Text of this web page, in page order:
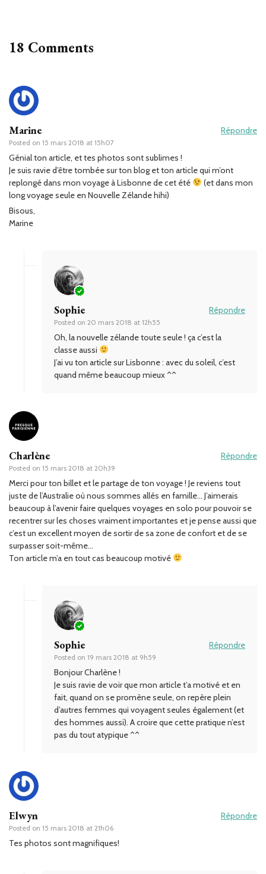
18 Comments
Marine
Posted on 15 mars 2018 at 15h07
Répondre
Génial ton article, et tes photos sont sublimes !
Je suis ravie d’être tombée sur ton blog et ton article qui m’ont
replongé dans mon voyage à Lisbonne de cet été
(et dans mon
long voyage seule en Nouvelle Zélande hihi)
Bisous,
Marine
Sophie
Posted on 20 mars 2018 at 12h55
Répondre
Oh, la nouvelle zélande toute seule ! ça c’est la
classe aussi
J’ai vu ton article sur Lisbonne : avec du soleil, c’est
quand même beaucoup mieux ^^
Charlène
Posted on 15 mars 2018 at 20h39
Répondre
Merci pour ton billet et le partage de ton voyage ! Je reviens tout
juste de l’Australie où nous sommes allés en famille… J’aimerais
beaucoup à l’avenir faire quelques voyages en solo pour pouvoir se
recentrer sur les choses vraiment importantes et je pense aussi que
c’est un excellent moyen de sortir de sa zone de confort et de se
surpasser soit-même…
Ton article m’a en tout cas beaucoup motivé
Sophie
Posted on 19 mars 2018 at 9h59
Répondre
Bonjour Charlène !
Je suis ravie de voir que mon article t’a motivé et en
fait, quand on se promène seule, on repère plein
d’autres femmes qui voyagent seules également (et
des hommes aussi). A croire que cette pratique n’est
pas du tout atypique ^^
Elwyn
Posted on 15 mars 2018 at 21h06
Répondre
Tes photos sont magnifiques!